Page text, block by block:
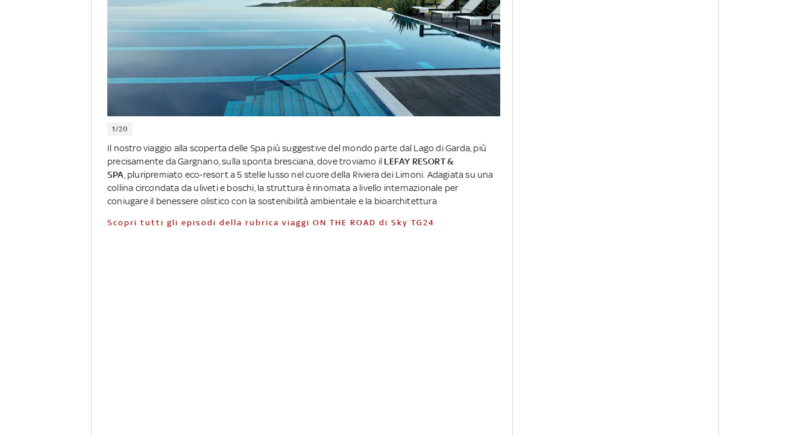
1/20
Il nostro viaggio alla scoperta delle Spa più suggestive del mondo parte dal Lago di Garda, più
precisamente da Gargnano, sulla sponta bresciana, dove troviamo il LEFAY RESORT &
SPA, pluripremiato eco-resort a 5 stelle lusso nel cuore della Riviera dei Limoni. Adagiata su una
collina circondata da uliveti e boschi, la struttura è rinomata a livello internazionale per
coniugare il benessere olistico con la sostenibilità ambientale e la bioarchitettura
Scopri tutti gli episodi della rubrica viaggi ON THE ROAD di Sky TG24